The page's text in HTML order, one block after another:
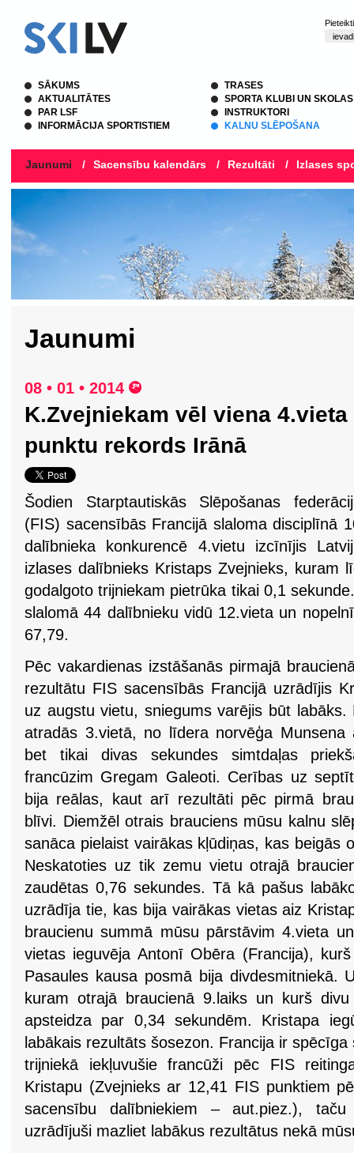
SĀKUMS
AKTUALITĀTES
PAR LSF
INFORMĀCIJA SPORTISTIEM
TRASES
SPORTA KLUBI UN SKOLAS
INSTRUKTORI
KALNU SLĒPOŠANA
Jaunumi / Sacensību kalendārs / Rezultāti / Izlases
Jaunumi
08 • 01 • 2014
K.Zvejniekam vēl viena
punktu rekords Irānā
Šodien Starptautiskās Slēpošanas
(FIS) sacensībās Francijā slaloma disciplīnā
dalībnieka konkurencē 4.vietu izcīnījis
izlases dalībnieks Kristaps Zvejnieks, kuram
godalgoto trijniekam pietrūka tikai 0,1
slalomā 44 dalībnieku vidū 12.vieta un
67,79.
Pēc vakardienas izstāšanās pirmajā
rezultātu FIS sacensībās Francijā uzrādījis
uz augstu vietu, sniegums varējis būt
atradās 3.vietā, no līdera norvēģa Munsena
bet tikai divas sekundes simtdaļas
francūzim Gregam Galeoti. Cerības uz
bija reālas, kaut arī rezultāti pēc pirmā
blīvi. Diemžēl otrais brauciens mūsu kalnu
sanāca pielaist vairākas kļūdiņas, kas beigās
Neskatoties uz tik zemu vietu otrajā
zaudētas 0,76 sekundes. Tā kā pašus
uzrādīja tie, kas bija vairākas vietas aiz
braucienu summā mūsu pārstāvim 4.vieta
vietas ieguvēja Antonī Obēra (Francija),
Pasaules kausa posmā bija divdesmitniekā.
kuram otrajā braucienā 9.laiks un kurš
apsteidza par 0,34 sekundēm. Kristapa
labākais rezultāts šosezon. Francija ir
trijniekā iekļuvušie francūži pēc FIS
Kristapu (Zvejnieks ar 12,41 FIS punktiem
sacensību dalībniekiem – aut.piez.),
uzrādījuši mazliet labākus rezultātus nekā